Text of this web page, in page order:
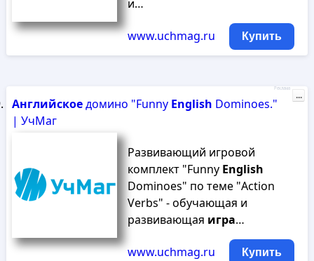
и…
www.uchmag.ru Купить
Английскоедомино "Funny English Dominoes."
| УчМаг
Развивающий игровой
комплект "Funny English
Dominoes" по теме "Action
Verbs" - обучающая и
развивающая игра…
www.uchmag.ru Купить
Реклама
...